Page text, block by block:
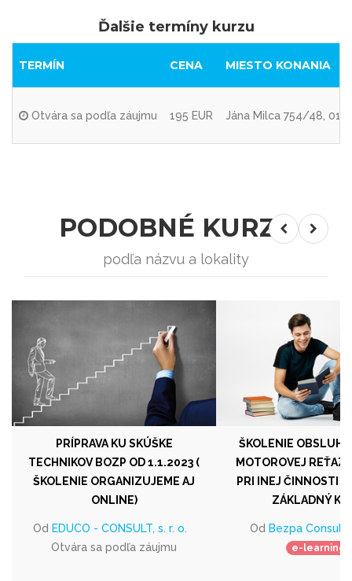
Ďalšie termíny kurzu
TERMÍN CENA MIESTO KONANIA
Otvára sa podľa záujmu 195 EUR Jána Milca 754/48, 010
PODOBNÉ KURZY
podľa názvu a lokality
PRÍPRAVA KU SKÚŠKE
TECHNIKOV BOZP OD 1.1.2023 (
ŠKOLENIE ORGANIZUJEME AJ
ONLINE)
Od EDUCO - CONSULT, s. r. o.
Otvára sa podľa záujmu
ŠKOLENIE
MOTOROVEJ
PRI INEJ ČINNOSTI
ZÁKLADNÝ
Od Bezpa Consult
e-learning